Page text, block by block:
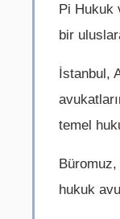
Pi Hukuk
bir
İstanbul,
temel
hukuk